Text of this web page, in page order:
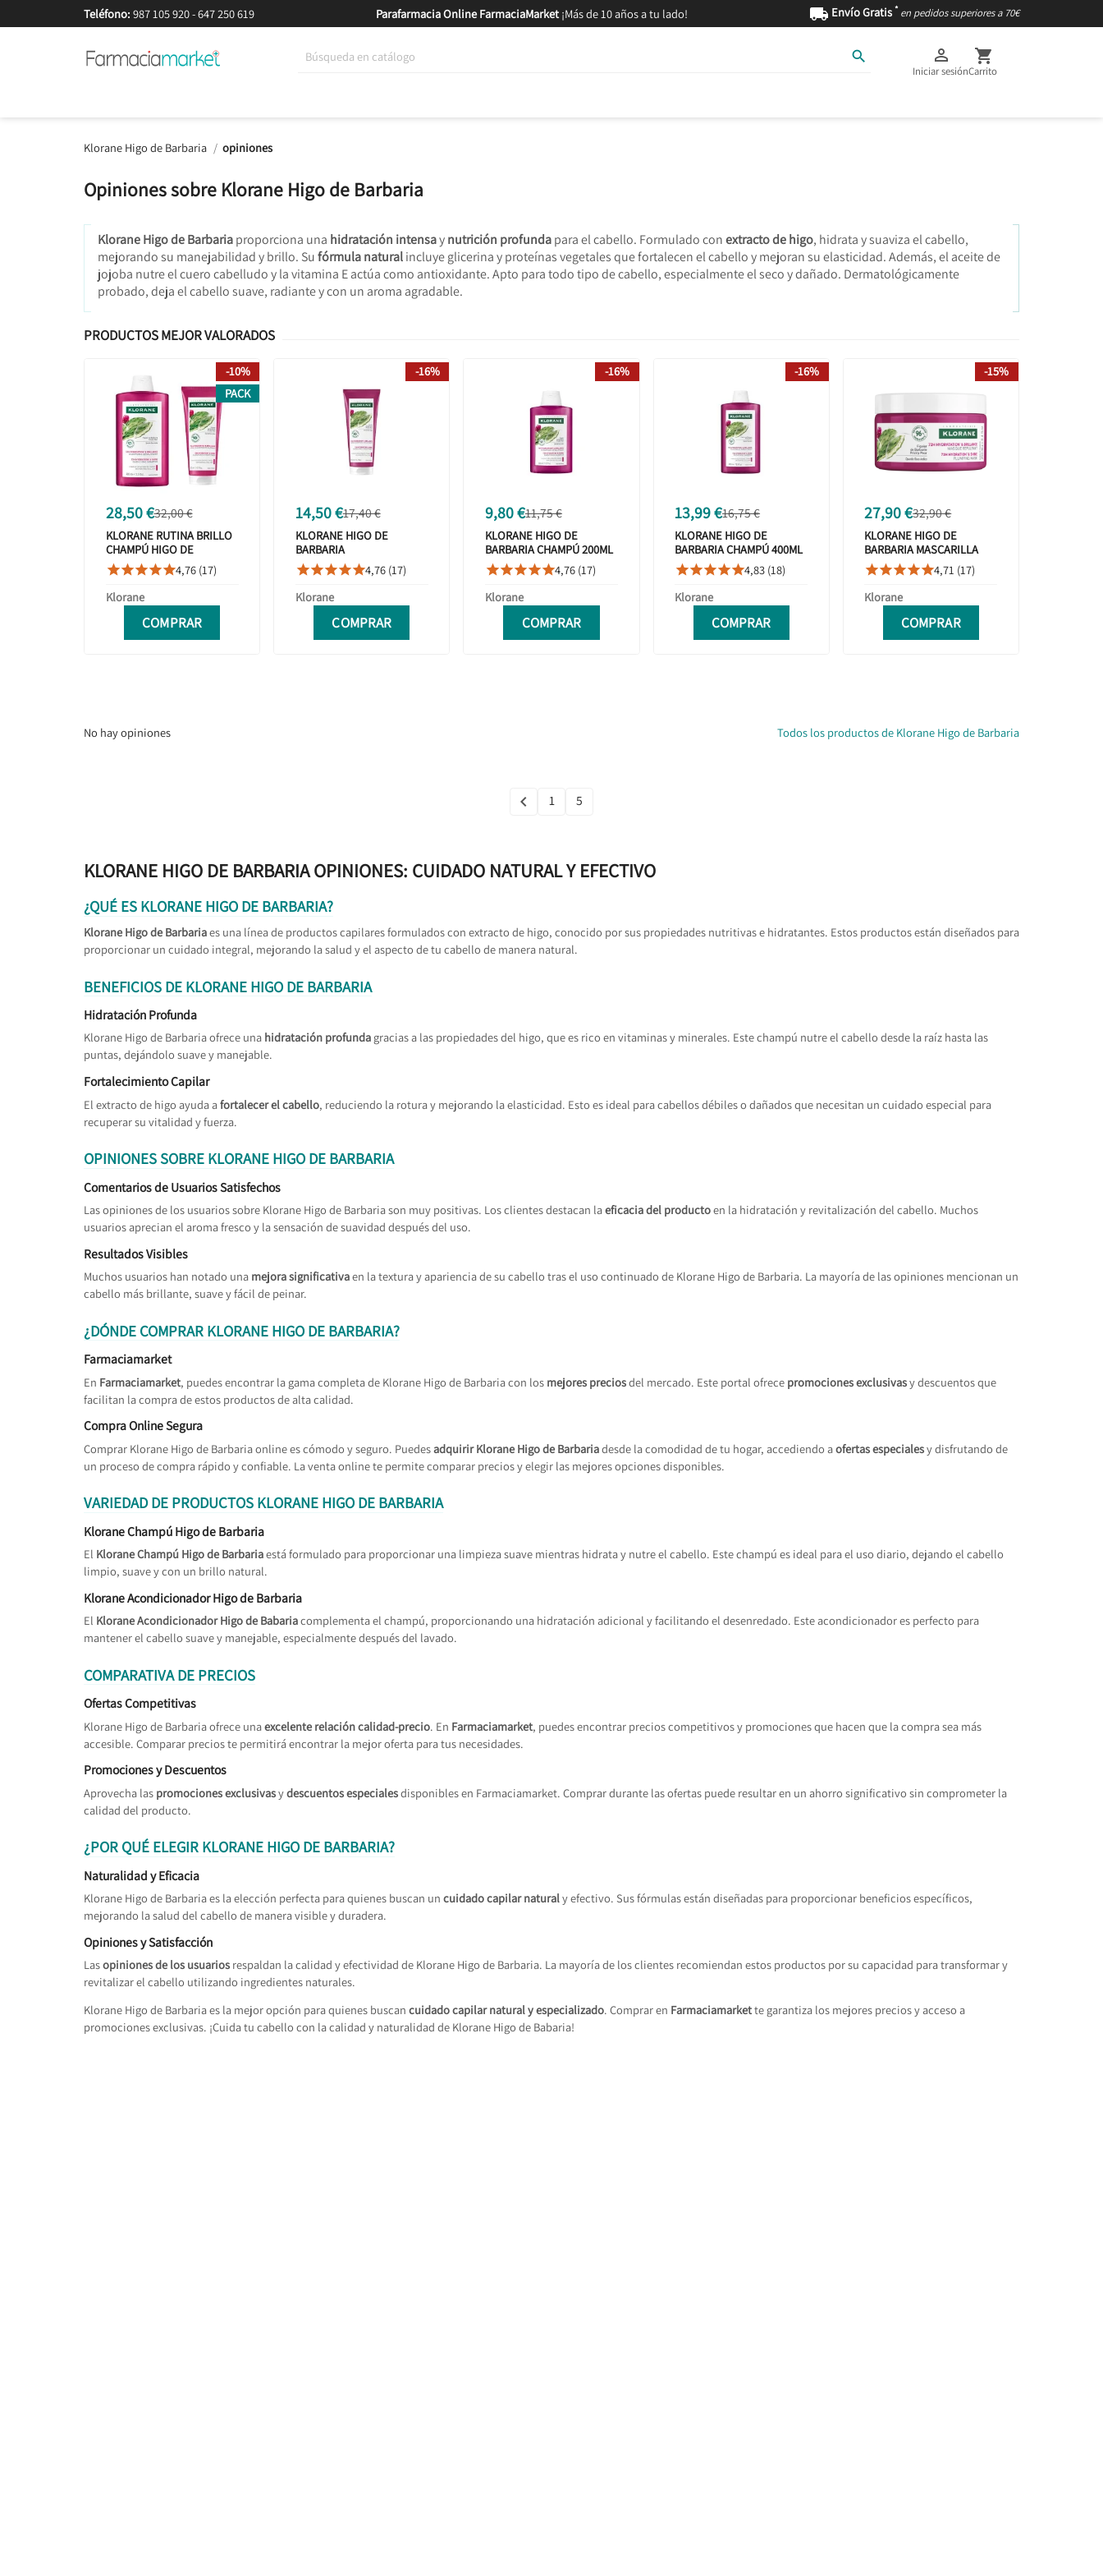
Teléfono: 987 105 920-647 250 619 Parafarmacia Online FarmaciaMarket¡Más de 10 años a tu lado!  Envío Gratis * en pedidos superiores a 70€
 
Iniciar sesión

Carrito
Klorane Higo de Barbaria opiniones
Opiniones sobre Klorane Higo de Barbaria
Klorane Higo de Barbariaproporciona una hidratación intensaynutrición profundapara el cabello. Formulado conextracto de higo, hidrata y suaviza el cabello,
mejorando su manejabilidad y brillo. Sufórmula naturalincluye glicerina y proteínas vegetales que fortalecen el cabello y mejoran su elasticidad. Además, el aceite de
jojoba nutre el cuero cabelludo y la vitamina E actúa como antioxidante. Apto para todo tipo de cabello, especialmente el seco y dañado. Dermatológicamente
probado, deja el cabello suave, radiante y con un aroma agradable.
PRODUCTOS MEJOR VALORADOS
28,50 €32,00 €
KLORANE RUTINA BRILLO
CHAMPÚ HIGO DE
BARBARIA 400ML +
ACONDICIONADOR HIGO
200ML
4,76 (17)
Klorane
COMPRAR
-10%
PACK
14,50 €17,40 €
KLORANE HIGO DE
BARBARIA
ACONDICIONADOR 200ML
4,76 (17)
Klorane
COMPRAR
-16%
9,80 €11,75 €
KLORANE HIGO DE
BARBARIA CHAMPÚ 200ML
4,76 (17)
Klorane
COMPRAR
-16%
13,99 €16,75 €
KLORANE HIGO DE
BARBARIA CHAMPÚ 400ML
FORMATO AHORRO
4,83 (18)
Klorane
COMPRAR
-16%
27,90 €32,90 €
KLORANE HIGO DE
BARBARIA MASCARILLA
REPULPANTE 250ML
4,71 (17)
Klorane
COMPRAR
-15%
No hay opiniones Todos los productos de Klorane Higo de Barbaria
 1 5
KLORANE HIGO DE BARBARIA OPINIONES: CUIDADO NATURAL Y EFECTIVO
¿QUÉ ES KLORANE HIGO DE BARBARIA?
Klorane Higo de Barbariaes una línea de productos capilares formulados con extracto de higo, conocido por sus propiedades nutritivas e hidratantes. Estos productos están diseñados para
proporcionar un cuidado integral, mejorando la salud y el aspecto de tu cabello de manera natural.
BENEFICIOS DE KLORANE HIGO DE BARBARIA
Hidratación Profunda
Klorane Higo de Barbaria ofrece una hidratación profunda gracias a las propiedades del higo, que es rico en vitaminas y minerales. Este champú nutre el cabello desde la raíz hasta las
puntas, dejándolo suave y manejable.
Fortalecimiento Capilar
El extracto de higo ayuda afortalecer el cabello, reduciendo la rotura y mejorando la elasticidad. Esto es ideal para cabellos débiles o dañados que necesitan un cuidado especial para
recuperar su vitalidad y fuerza.
OPINIONES SOBRE KLORANE HIGO DE BARBARIA
Comentarios de Usuarios Satisfechos
Las opiniones de los usuarios sobre Klorane Higo de Barbaria son muy positivas. Los clientes destacan laeficacia del productoen la hidratación y revitalización del cabello. Muchos
usuarios aprecian el aroma fresco y la sensación de suavidad después del uso.
Resultados Visibles
Muchos usuarios han notado una mejora significativaen la textura y apariencia de su cabello tras el uso continuado de Klorane Higo de Barbaria. La mayoría de las opiniones mencionan un
cabello más brillante, suave y fácil de peinar.
¿DÓNDE COMPRAR KLORANE HIGO DE BARBARIA?
Farmaciamarket
En Farmaciamarket, puedes encontrar la gama completa de Klorane Higo de Barbaria con los mejores preciosdel mercado. Este portal ofrece promociones exclusivasy descuentos que
facilitan la compra de estos productos de alta calidad.
Compra Online Segura
Comprar Klorane Higo de Barbaria online es cómodo y seguro. Puedesadquirir Klorane Higo de Barbariadesde la comodidad de tu hogar, accediendo aofertas especialesy disfrutando de
un proceso de compra rápido y confiable. La venta online te permite comparar precios y elegir las mejores opciones disponibles.
VARIEDAD DE PRODUCTOS KLORANE HIGO DE BARBARIA
Klorane Champú Higo de Barbaria
El Klorane Champú Higo de Barbariaestá formulado para proporcionar una limpieza suave mientras hidrata y nutre el cabello. Este champú es ideal para el uso diario, dejando el cabello
limpio, suave y con un brillo natural.
Klorane Acondicionador Higo de Barbaria
El Klorane Acondicionador Higo de Babariacomplementa el champú, proporcionando una hidratación adicional y facilitando el desenredado. Este acondicionador es perfecto para
mantener el cabello suave y manejable, especialmente después del lavado.
COMPARATIVA DE PRECIOS
Ofertas Competitivas
Klorane Higo de Barbaria ofrece unaexcelente relación calidad-precio. En Farmaciamarket, puedes encontrar precios competitivos y promociones que hacen que la compra sea más
accesible. Comparar precios te permitirá encontrar la mejor oferta para tus necesidades.
Promociones y Descuentos
Aprovecha las promociones exclusivasydescuentos especialesdisponibles en Farmaciamarket. Comprar durante las ofertas puede resultar en un ahorro significativo sin comprometer la
calidad del producto.
¿POR QUÉ ELEGIR KLORANE HIGO DE BARBARIA?
Naturalidad y Eficacia
Klorane Higo de Barbaria es la elección perfecta para quienes buscan un cuidado capilar naturaly efectivo. Sus fórmulas están diseñadas para proporcionar beneficios específicos,
mejorando la salud del cabello de manera visible y duradera.
Opiniones y Satisfacción
Lasopiniones de los usuarios respaldan la calidad y efectividad de Klorane Higo de Barbaria. La mayoría de los clientes recomiendan estos productos por su capacidad para transformar y
revitalizar el cabello utilizando ingredientes naturales.
Klorane Higo de Barbaria es la mejor opción para quienes buscan cuidado capilar natural y especializado. Comprar en Farmaciamarkette garantiza los mejores precios y acceso a
promociones exclusivas. ¡Cuida tu cabello con la calidad y naturalidad de Klorane Higo de Babaria!